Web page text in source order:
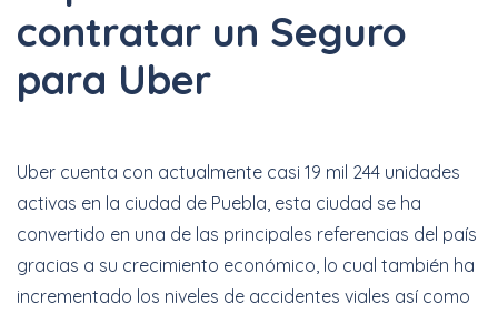
contratar un Seguro
para Uber
Uber cuenta con actualmente casi 19 mil 244 unidades
activas en la ciudad de Puebla, esta ciudad se ha
convertido en una de las principales referencias del país
gracias a su crecimiento económico, lo cual también ha
incrementado los niveles de accidentes viales así como